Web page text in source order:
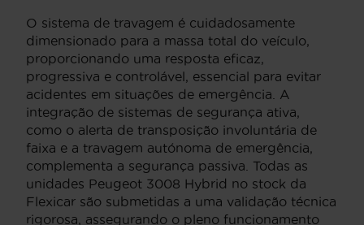
O sistema de travagem é cuidadosamente
dimensionado para a massa total do veículo,
proporcionando uma resposta eficaz,
progressiva e controlável, essencial para evitar
acidentes em situações de emergência. A
integração de sistemas de segurança ativa,
como o alerta de transposição involuntária de
faixa e a travagem autónoma de emergência,
complementa a segurança passiva. Todas as
unidades Peugeot 3008 Hybrid no stock da
Flexicar são submetidas a uma validação técnica
rigorosa, assegurando o pleno funcionamento